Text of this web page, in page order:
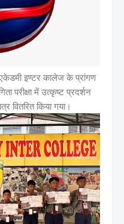
इण्टर कालेज के प्रांगण
परीक्षा में उत्कृष्ट प्रदर्शन
वितरित किया गया।